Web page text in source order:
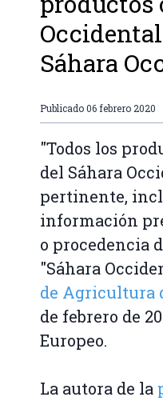
Sáhara
Publicado06 febrero 2020
"Todos los
del Sáhara
pertinente,
información
o procedencia
"Sáhara
de Agricultura
de febrero de
Europeo.
La autora de la